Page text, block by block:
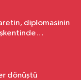
diplomasinin
dönüştü